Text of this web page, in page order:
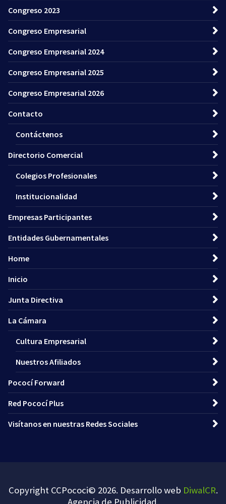
Congreso 2023
Congreso Empresarial
Congreso Empresarial 2024
Congreso Empresarial 2025
Congreso Empresarial 2026
Contacto
Contáctenos
Directorio Comercial
Colegios Profesionales
Institucionalidad
Empresas Participantes
Entidades Gubernamentales
Home
Inicio
Junta Directiva
La Cámara
Cultura Empresarial
Nuestros Afiliados
Pococí Forward
Red Pococí Plus
Visítanos en nuestras Redes Sociales
Copyright CCPococi© 2026. Desarrollo web DiwalCR.